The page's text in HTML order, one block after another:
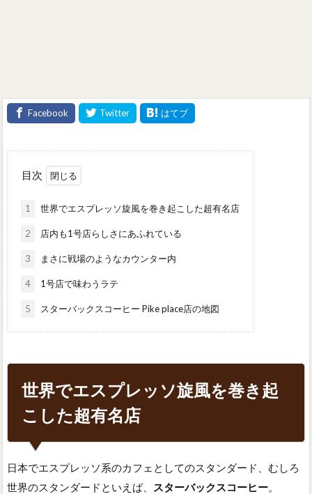
目次
1 世界でエスプレッソ旋風を巻き起こした超有名店
2 店内も1号店らしさにあふれている
3 まさに戦場のようなカウンター内
4 1号店で味わうラテ
5 スターバックスコーヒー Pike place店の地図
世界でエスプレッソ旋風を巻き起
こした超有名店
日本でエスプレッソ系のカフェとしてのスタンダード、むしろ
世界のスタンダードといえば、
スターバックスコーヒー